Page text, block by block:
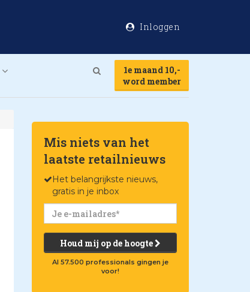
Inloggen
1e maand 10,-
word member
Mis niets van het
laatste retailnieuws
Het belangrijkste nieuws,
gratis in je inbox
Houd mij op de hoogte
Al 57.500 professionals gingen je
voor!